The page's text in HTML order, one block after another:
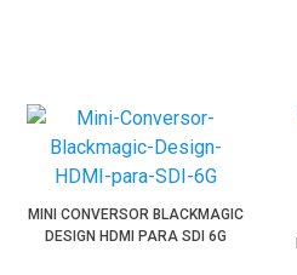
MINI CONVERSOR BLACKMAGIC
DESIGN HDMI PARA SDI 6G